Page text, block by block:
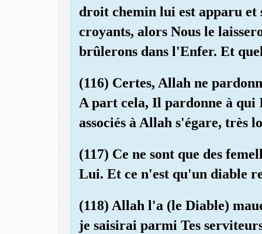
droit chemin lui est apparu et
croyants, alors Nous le
brûlerons dans l'Enfer. Et
(116) Certes, Allah ne
A part cela, Il pardonne à qui
associés à Allah s'égare, très
(117) Ce ne sont que des
Lui. Et ce n'est qu'un diable
(118) Allah l'a (le Diable)
je saisirai parmi Tes